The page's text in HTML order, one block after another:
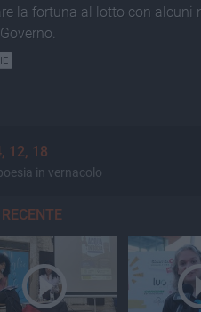
la fortuna al lotto con alcuni
12, 18
in vernacolo